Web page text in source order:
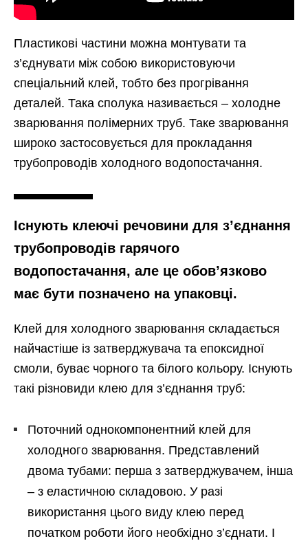
Пластикові частини можна монтувати та
з’єднувати між собою використовуючи
спеціальний клей, тобто без прогрівання
деталей. Така сполука називається – холодне
зварювання полімерних труб. Таке зварювання
широко застосовується для прокладання
трубопроводів холодного водопостачання.
Існують клеючі речовини для з’єднання
трубопроводів гарячого
водопостачання, але це обов’язково
має бути позначено на упаковці.
Клей для холодного зварювання складається
найчастіше із затверджувача та епоксидної
смоли, буває чорного та білого кольору. Існують
такі різновиди клею для з’єднання труб:
Поточний однокомпонентний клей для
холодного зварювання. Представлений
двома тубами: перша з затверджувачем, інша
– з еластичною складовою. У разі
використання цього виду клею перед
початком роботи його необхідно з’єднати. І